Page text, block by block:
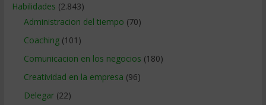
Habilidades (2.843)
Administracion del tiempo (70)
Coaching(101)
Comunicacion en los negocios (180)
Creatividad en la empresa (96)
Delegar(22)